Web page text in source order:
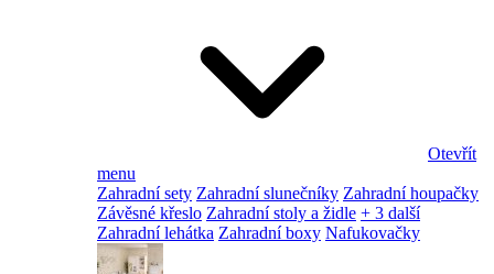
Otevřít
menu
Zahradní sety Zahradní slunečníky Zahradní houpačky
Závěsné křeslo Zahradní stoly a židle + 3 další
Zahradní lehátka Zahradní boxy Nafukovačky